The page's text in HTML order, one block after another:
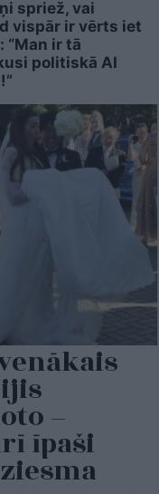
spriež, vai
vispār ir vērts iet
“Man ir tā
politiskā AI
–
īpaši